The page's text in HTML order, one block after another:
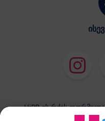
HiPP-ის რძის ფორმულა